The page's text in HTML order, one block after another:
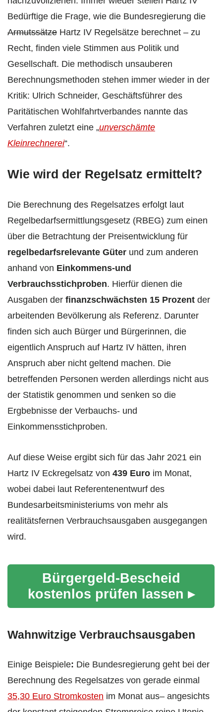
Bedürftige die Frage, wie die Bundesregierung die
Armutssätze Hartz IV Regelsätze berechnet – zu
Recht, finden viele Stimmen aus Politik und
Gesellschaft. Die methodisch unsauberen
Berechnungsmethoden stehen immer wieder in der
Kritik: Ulrich Schneider, Geschäftsführer des
Paritätischen Wohlfahrtverbandes nannte das
Verfahren zuletzt eine „unverschämte
Kleinrechnerei“.
Wie wird der Regelsatz ermittelt?
Die Berechnung des Regelsatzes erfolgt laut
Regelbedarfsermittlungsgesetz (RBEG) zum einen
über die Betrachtung der Preisentwicklung für
regelbedarfsrelevante Güter und zum anderen
anhand von Einkommens-und
Verbrauchsstichproben. Hierfür dienen die
Ausgaben der finanzschwächsten 15 Prozent der
arbeitenden Bevölkerung als Referenz. Darunter
finden sich auch Bürger und Bürgerinnen, die
eigentlich Anspruch auf Hartz IV hätten, ihren
Anspruch aber nicht geltend machen. Die
betreffenden Personen werden allerdings nicht aus
der Statistik genommen und senken so die
Ergbebnisse der Verbauchs- und
Einkommensstichproben.
Auf diese Weise ergibt sich für das Jahr 2021 ein
Hartz IV Eckregelsatz von 439 Euro im Monat,
wobei dabei laut Referentenentwurf des
Bundesarbeitsministeriums von mehr als
realitätsfernen Verbrauchsausgaben ausgegangen
wird.
Bürgergeld-Bescheid
kostenlos prüfen lassen ▸
Wahnwitzige Verbrauchsausgaben
Einige Beispiele: Die Bundesregierung geht bei der
Berechnung des Regelsatzes von gerade einmal
35,30 Euro Stromkosten im Monat aus– angesichts